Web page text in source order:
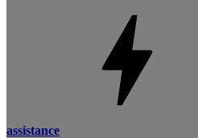
assistance